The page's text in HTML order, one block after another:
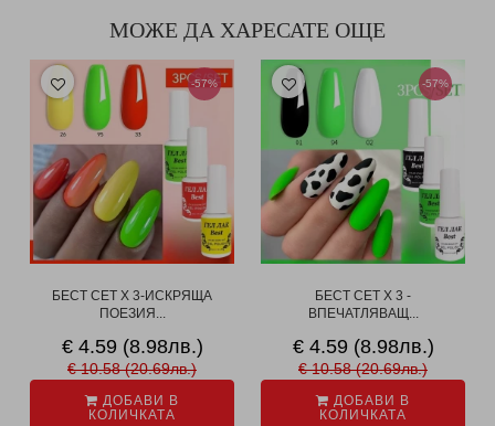
МОЖЕ ДА ХАРЕСАТЕ ОЩЕ
-57%
БЕСТ СЕТ X 3-ИСКРЯЩА
ПОЕЗИЯ...
€ 4.59 (8.98лв.)
€ 10.58 (20.69лв.)
ДОБАВИ В
КОЛИЧКАТА
-57%
БЕСТ СЕТ X 3 -
ВПЕЧАТЛЯВАЩ...
€ 4.59 (8.98лв.)
€ 10.58 (20.69лв.)
ДОБАВИ В
КОЛИЧКАТА